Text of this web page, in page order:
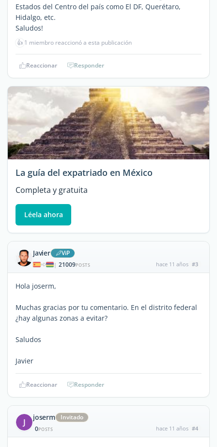
Estados del Centro del país como El DF, Querétaro,
Hidalgo, etc.
Saludos!
👍 1 miembro reaccionó a esta publicación
Reaccionar Responder
La guía del expatriado en México
Completa y gratuita
Léela ahora
Javier ViP
| 21009POSTS hace 11 años #3
Hola joserm,
Muchas gracias por tu comentario. En el distrito federal
¿hay algunas zonas a evitar?
Saludos
Javier
Reaccionar Responder
J joserm
Invitado
0POSTS hace 11 años #4